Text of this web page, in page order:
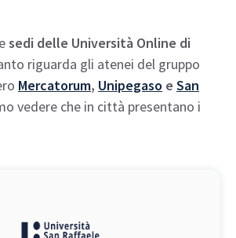
sedi delle Università Online di
riguarda gli atenei del gruppo
Mercatorum, Unipegaso e San
vedere che in città presentano i